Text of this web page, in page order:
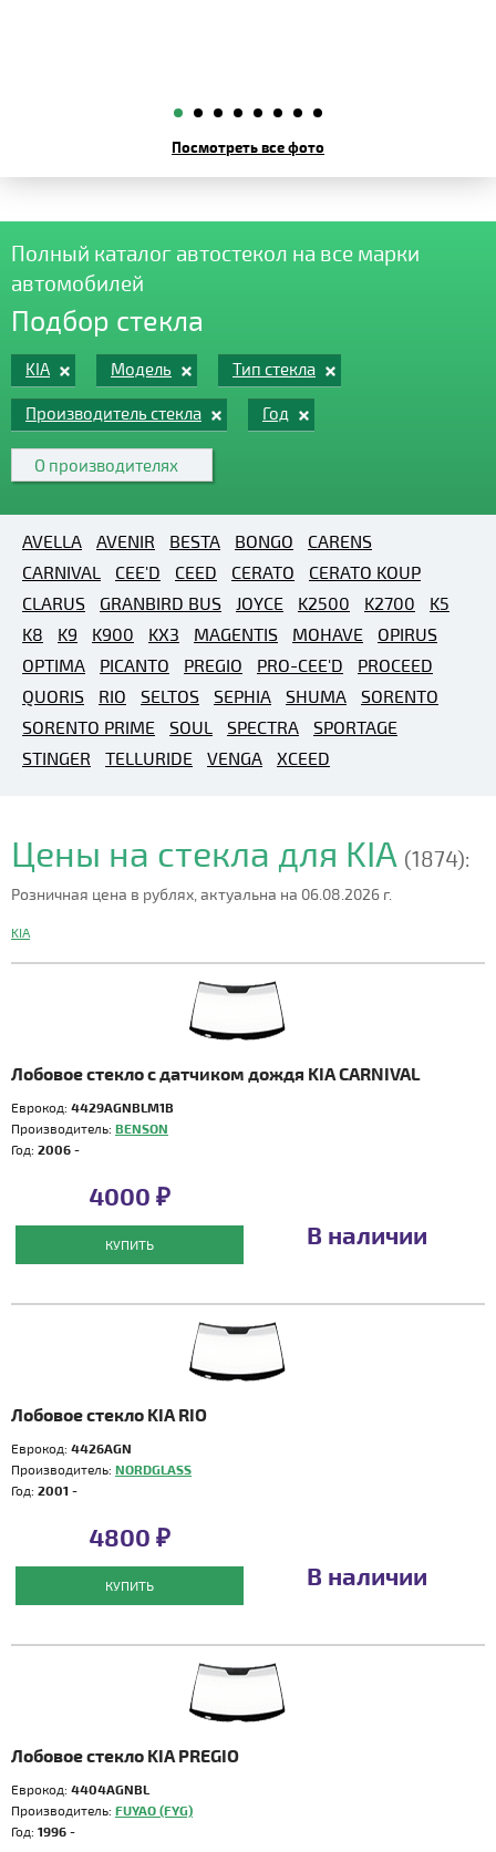
Посмотреть все фото
Полный каталог автостекол на все марки
автомобилей
Подбор стекла
KIA Модель Тип стекла
Производитель стекла Год
О производителях
AVELLA AVENIR BESTA BONGO
CARENS
CARNIVAL
CEE'D CEED CERATO
CERATO KOUP
CLARUS
GRANBIRD BUS JOYCE K2500 K2700
K5
K8
K9 K900 KX3 MAGENTIS MOHAVE
OPIRUS
OPTIMA
PICANTO PREGIO PRO-CEE'D
PROCEED
QUORIS
RIO SELTOS SEPHIA SHUMA
SORENTO
SORENTO PRIME
SOUL SPECTRA
SPORTAGE
STINGER
TELLURIDE VENGA XCEED
Цены на стекла для KIA (1874):
Розничная цена в рублях, актуальна на 06.08.2026 г.
KIA
Лобовое стекло с датчиком дождя KIA CARNIVAL
Еврокод: 4429AGNBLM1B
Производитель: BENSON
Год: 2006 -
4000 ₽
КУПИТЬ В наличии
Лобовое стекло KIA RIO
Еврокод: 4426AGN
Производитель: NORDGLASS
Год: 2001 -
4800 ₽
КУПИТЬ В наличии
Лобовое стекло KIA PREGIO
Еврокод: 4404AGNBL
Производитель: FUYAO (FYG)
Год: 1996 -